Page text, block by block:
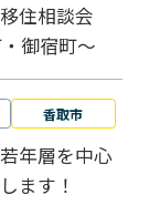
住相談会
御宿町～
香取市
年層を中心
ます！